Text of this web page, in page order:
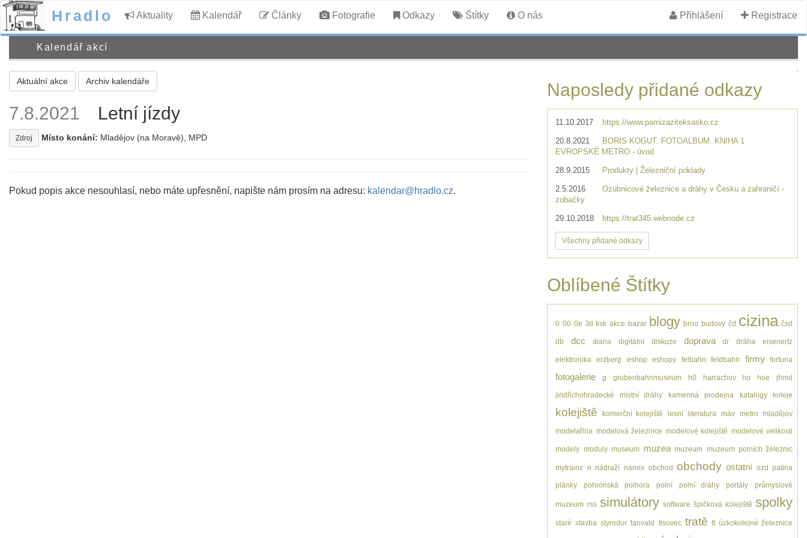
Hradlo Aktuality Kalendář Články Fotografie Odkazy Štítky O nás Přihlášení Registrace
Kalendář akcí
Aktuální akce Archiv kalendáře
7.8.2021 Letní jízdy
Zdroj Místo konání: Mladějov (na Moravě), MPD
Pokud popis akce nesouhlasí, nebo máte upřesnění, napište nám prosím na adresu: kalendar@hradlo.cz.
Naposledy přidané odkazy
11.10.2017 https://www.parnizaziteksasko.cz
20.8.2021
BORIS KOGUT. FOTOALBUM. KNIHA 1
EVROPSKÉ METRO - úvod
28.9.2015 Produkty | Železniční poklady
2.5.2016
Ozubnicové železnice a dráhy v Česku a zahraničí -
zubačky
29.10.2018 https://trat345.webnode.cz
Všechny přidané odkazy
Oblíbené Štítky
0 00 0e 3d tisk akce bazar blogy brno budovy čd cizina čsd
db dcc diana digitální diskuze doprava dr dráha eisenertz
elektronika erzberg eshop eshopy felbahn feldbahn firmy fortuna
fotogalerie g grubenbahnmuseum h0 harrachov ho hoe jhmd
jindřichohradecké místní dráhy kamenná prodejna katalogy koleje
kolejiště komerční kolejiště lesní literatura máv metro mladějov
modelařina modelová železnice modelové kolejiště modelové velikosti
modely moduly museum muzea muzeum muzeum polních železnic
mytrainz n nádraží nanox obchod obchody ostatní ozd patina
plánky pohronská polhora polní polní dráhy portály průmyslové
muzeum rss simulátory software špičková kolejiště spolky
staré stavba styrodur tanvald tisovec tratě tt úzkokolejné železnice